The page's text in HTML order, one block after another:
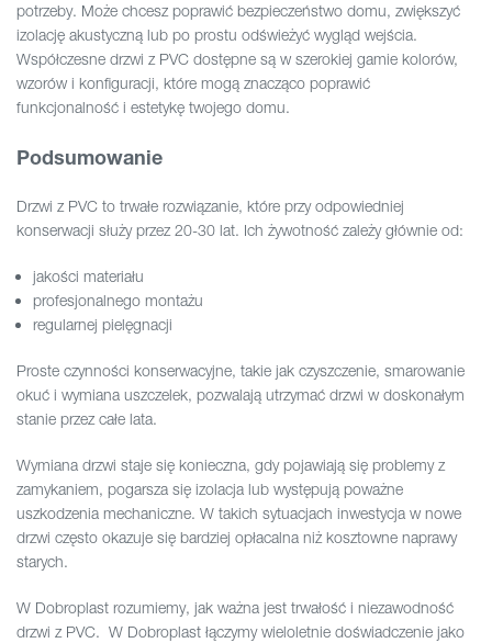
potrzeby. Może chcesz poprawić bezpieczeństwo domu, zwiększyć
izolację akustyczną lub po prostu odświeżyć wygląd wejścia.
Współczesne drzwi z PVC dostępne są w szerokiej gamie kolorów,
wzorów i konfiguracji, które mogą znacząco poprawić
funkcjonalność i estetykę twojego domu.
Podsumowanie
Drzwi z PVC to trwałe rozwiązanie, które przy odpowiedniej
konserwacji służy przez 20-30 lat. Ich żywotność zależy głównie od:
jakości materiału
profesjonalnego montażu
regularnej pielęgnacji
Proste czynności konserwacyjne, takie jak czyszczenie, smarowanie
okuć i wymiana uszczelek, pozwalają utrzymać drzwi w doskonałym
stanie przez całe lata.
Wymiana drzwi staje się konieczna, gdy pojawiają się problemy z
zamykaniem, pogarsza się izolacja lub występują poważne
uszkodzenia mechaniczne. W takich sytuacjach inwestycja w nowe
drzwi często okazuje się bardziej opłacalna niż kosztowne naprawy
starych.
W Dobroplast rozumiemy, jak ważna jest trwałość i niezawodność
drzwi z PVC. W Dobroplast łączymy wieloletnie doświadczenie jako